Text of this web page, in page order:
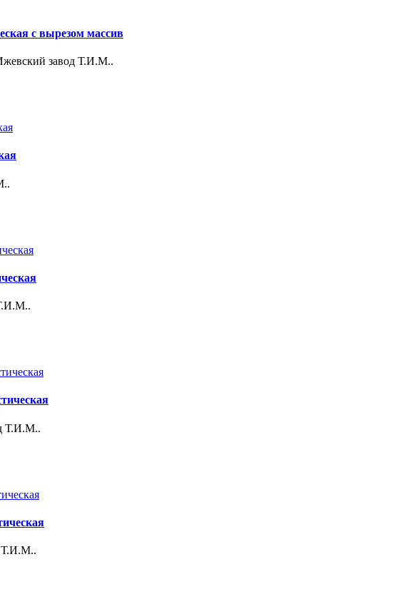
с вырезом массив
завод Т.И.М..
Т.И.М..
Т.И.М..